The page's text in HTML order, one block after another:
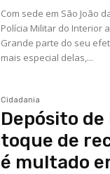
Com sede em São João
Polícia Militar do Interior atende mais de
Grande parte do seu
mais especial delas,...
Cidadania
Depósito
toque de
é multado